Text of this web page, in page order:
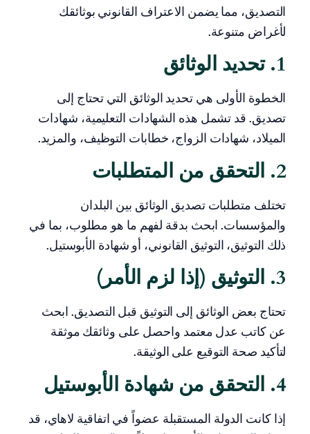
التصديق، مما يضمن الاعتراف القانوني بوثائقك
لأغراض متنوعة.
1. تحديد الوثائق
الخطوة الأولى هي تحديد الوثائق التي تحتاج إلى
تصديق. قد تشمل هذه الشهادات التعليمية، شهادات
الميلاد، شهادات الزواج، خطابات التوظيف، والمزيد.
2. التحقق من المتطلبات
تختلف متطلبات تصديق الوثائق بين البلدان
والمؤسسات. ابحث بدقة لفهم ما هو مطلوب، بما في
ذلك التوثيق، التوثيق القانوني، أو شهادة الأبوستيل.
3. التوثيق (إذا لزم الأمر)
تحتاج بعض الوثائق إلى التوثيق قبل التصديق. ابحث
عن كاتب عدل معتمد واحصل على وثائقك موثقة
لتأكيد صحة التوقيع على الوثيقة.
4. التحقق من شهادة الأبوستيل
إذا كانت الدولة المستقبلة عضواً في اتفاقية لاهاي، قد